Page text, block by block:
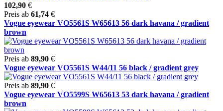
102,90 €
Preis ab 61,74 €
Vogue eyewear VO5561S W65613 56 dark havana / gradient
brown
Preis ab 89,90 €
Vogue eyewear VO5561S W44/11 56 black / gradient grey
Preis ab 89,90 €
Vogue eyewear VO5599S W65613 53 dark havana / gradient
brown